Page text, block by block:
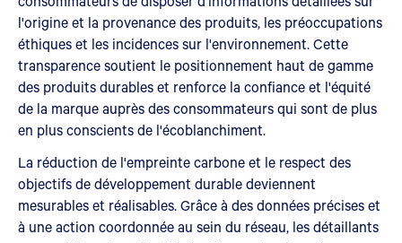
l'origine et la provenance des produits, les préoccupations
éthiques et les incidences sur l'environnement. Cette
transparence soutient le positionnement haut de gamme
des produits durables et renforce la confiance et l'équité
de la marque auprès des consommateurs qui sont de plus
en plus conscients de l'écoblanchiment.
La réduction de l'empreinte carbone et le respect des
objectifs de développement durable deviennent
mesurables et réalisables. Grâce à des données précises et
à une action coordonnée au sein du réseau, les détaillants